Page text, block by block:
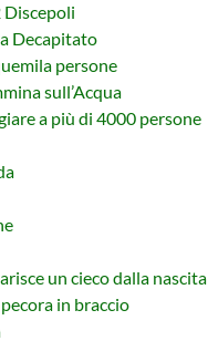
Discepoli
Decapitato
persone
sull’Acqua
a più di 4000 persone
un cieco dalla nascita
in braccio